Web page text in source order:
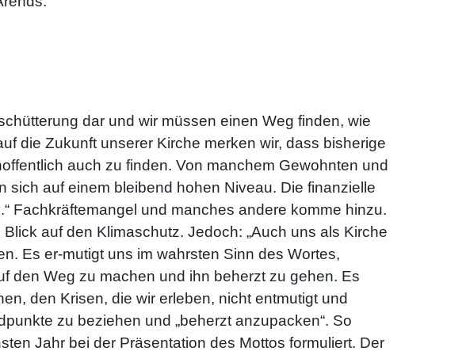
dar und wir müssen einen Weg finden, wie
die Zukunft unserer Kirche merken wir, dass bisherige
auch zu finden. Von manchem Gewohnten und
auf einem bleibend hohen Niveau. Die finanzielle
Fachkräftemangel und manches andere komme hinzu.
auf den Klimaschutz. Jedoch: „Auch uns als Kirche
Es er-mutigt uns im wahrsten Sinn des Wortes,
den Weg zu machen und ihn beherzt zu gehen. Es
den Krisen, die wir erleben, nicht entmutigt und
zu beziehen und „beherzt anzupacken“. So
Jahr bei der Präsentation des Mottos formuliert. Der